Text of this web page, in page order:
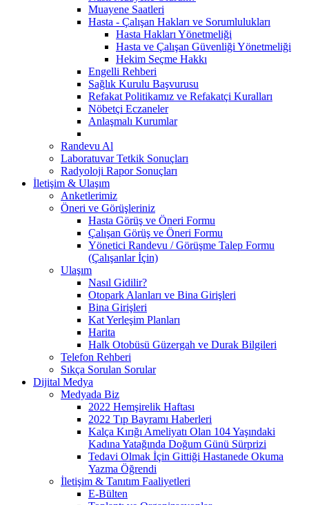
Muayene Saatleri
Hasta - Çalışan Hakları ve Sorumlulukları
Hasta Hakları Yönetmeliği
Hasta ve Çalışan Güvenliği Yönetmeliği
Hekim Seçme Hakkı
Engelli Rehberi
Sağlık Kurulu Başvurusu
Refakat Politikamız ve Refakatçi Kuralları
Nöbetçi Eczaneler
Anlaşmalı Kurumlar
Randevu Al
Laboratuvar Tetkik Sonuçları
Radyoloji Rapor Sonuçları
İletişim & Ulaşım
Anketlerimiz
Öneri ve Görüşleriniz
Hasta Görüş ve Öneri Formu
Çalışan Görüş ve Öneri Formu
Yönetici Randevu / Görüşme Talep Formu
(Çalışanlar İçin)
Ulaşım
Nasıl Gidilir?
Otopark Alanları ve Bina Girişleri
Bina Girişleri
Kat Yerleşim Planları
Harita
Halk Otobüsü Güzergah ve Durak Bilgileri
Telefon Rehberi
Sıkça Sorulan Sorular
Dijital Medya
Medyada Biz
2022 Hemşirelik Haftası
2022 Tıp Bayramı Haberleri
Kalça Kırığı Ameliyatı Olan 104 Yaşındaki
Kadına Yatağında Doğum Günü Sürprizi
Tedavi Olmak İçin Gittiği Hastanede Okuma
Yazma Öğrendi
İletişim & Tanıtım Faaliyetleri
E-Bülten